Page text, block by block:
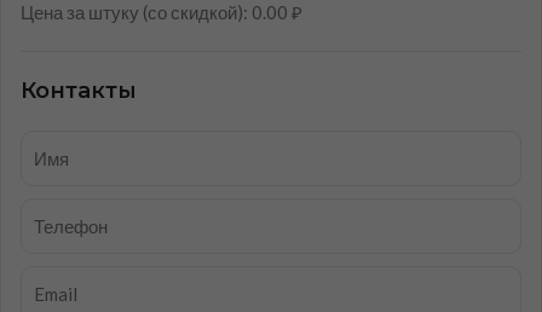
Цена за штуку (со скидкой): 0.00 ₽
Контакты